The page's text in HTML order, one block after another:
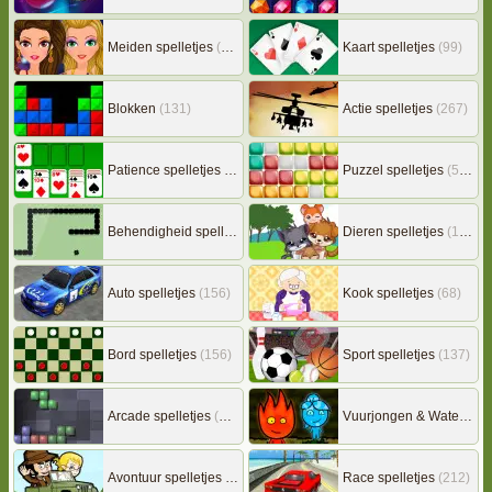
Meiden spelletjes (239) Kaart spelletjes (99)
Blokken (131) Actie spelletjes (267)
Patience spelletjes
(92) Puzzel spelletjes (507)
Behendigheid spelletjes (506) Dieren spelletjes (149)
Auto spelletjes (156) Kook spelletjes (68)
Bord spelletjes (156) Sport spelletjes (137)
Arcade spelletjes (306) Vuurjongen & Watermeisje
Avontuur spelletjes
(217) Race spelletjes (212)